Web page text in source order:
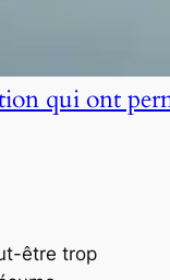
qui ont
être trop